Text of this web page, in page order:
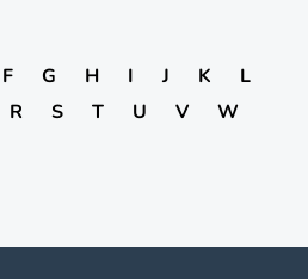
F G H I J K
L
R S T U V
W